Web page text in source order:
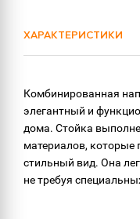
ХАРАКТЕРИСТИКИ
Комбинированная
элегантный и
дома. Стойка
материалов, которые
стильный вид. Она
не требуя